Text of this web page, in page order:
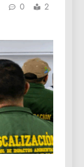
0
2